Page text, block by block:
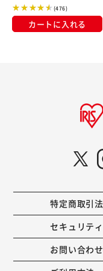
(476)
カートに入れる
特定商取引
セキュリテ
お問い合わせ